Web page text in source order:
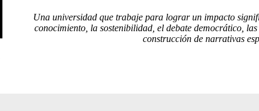
Una universidad que trabaje para lograr un impacto
conocimiento, la sostenibilidad, el debate democrático,
construcción de narrativas